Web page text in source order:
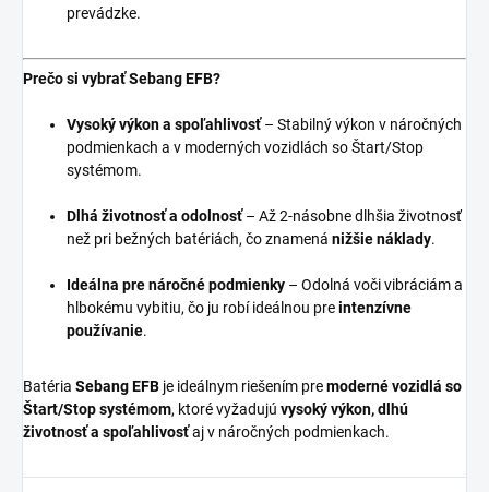
prevádzke.
Prečo si vybrať Sebang EFB?
Vysoký výkon a spoľahlivosť– Stabilný výkon v náročných
podmienkach a v moderných vozidlách so Štart/Stop
systémom.
Dlhá životnosť a odolnosť– Až 2-násobne dlhšia životnosť
než pri bežných batériách, čo znamená nižšie náklady.
Ideálna pre náročné podmienky – Odolná voči vibráciám a
hlbokému vybitiu, čo ju robí ideálnou preintenzívne
používanie.
Batéria Sebang EFB je ideálnym riešením premoderné vozidlá so
Štart/Stop systémom, ktoré vyžadujú vysoký výkon, dlhú
životnosť a spoľahlivosťaj v náročných podmienkach.